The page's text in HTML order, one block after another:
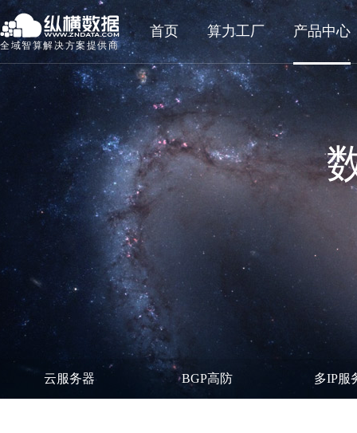
全域智算解决方案提供商
首页 算力工厂 产品中心
云服务器 BGP高防 多IP服